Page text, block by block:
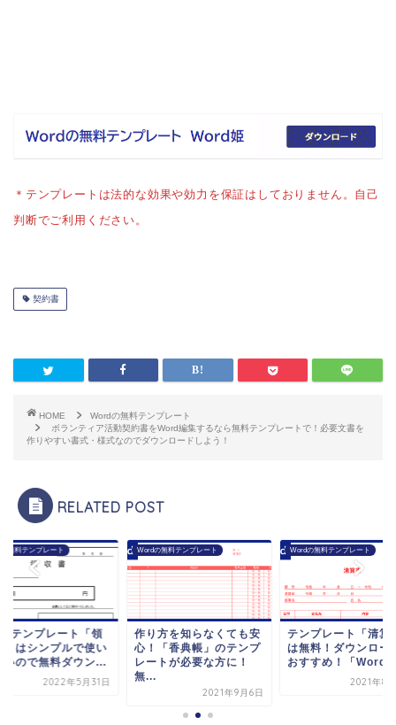
＊テンプレートは法的な効果や効力を保証はしておりません。自己
判断でご利用ください。
契約書
HOME
Wordの無料テンプレート
ボランティア活動契約書をWord編集するなら無料テンプレートで！必要文書を
作りやすい書式・様式なのでダウンロードしよう！
RELATED POST
無料テンプレート
テンプレート「領
」はシンプルで使い
いので無料ダウン...
2022年5月31日
Wordの無料テンプレート
作り方を知らなくても安
心！「香典帳」のテンプ
レートが必要な方に！
無...
2021年9月6日
Wordの無料テンプレート
テンプレート「清算
は無料！ダウンロー
おすすめ！「Word
2021年8